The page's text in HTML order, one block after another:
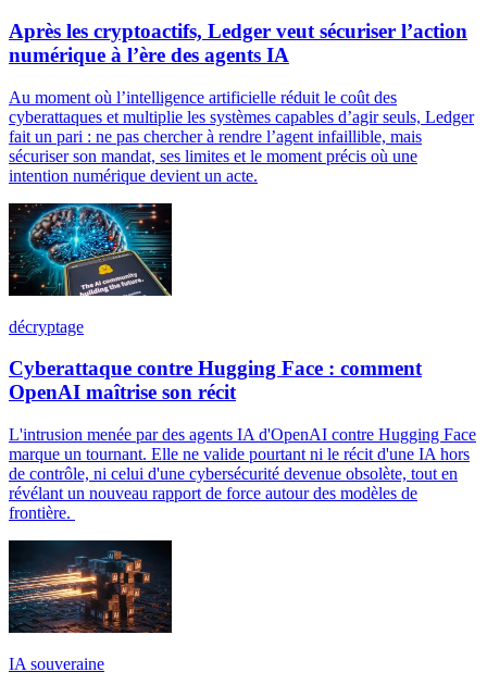
Après les cryptoactifs, Ledger veut sécuriser l’action
numérique à l’ère des agents IA
Au moment où l’intelligence artificielle réduit le coût des
cyberattaques et multiplie les systèmes capables d’agir seuls, Ledger
fait un pari : ne pas chercher à rendre l’agent infaillible, mais
sécuriser son mandat, ses limites et le moment précis où une
intention numérique devient un acte.
décryptage
Cyberattaque contre Hugging Face : comment
OpenAI maîtrise son récit
L'intrusion menée par des agents IA d'OpenAI contre Hugging Face
marque un tournant. Elle ne valide pourtant ni le récit d'une IA hors
de contrôle, ni celui d'une cybersécurité devenue obsolète, tout en
révélant un nouveau rapport de force autour des modèles de
frontière.
IA souveraine